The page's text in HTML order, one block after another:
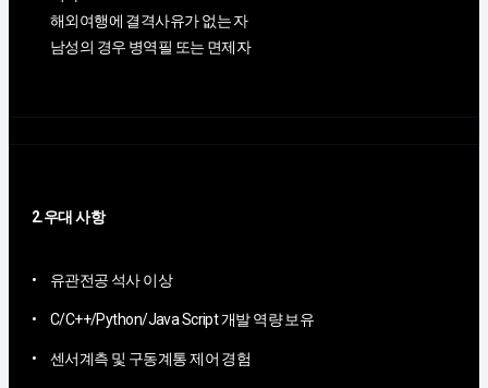
해외여행에 결격사유가 없는 자
남성의 경우 병역필 또는 면제자
2.우대 사항
유관전공 석사 이상
C/C++/Python/Java Script 개발 역량 보유
센서계측 및 구동계통 제어 경험